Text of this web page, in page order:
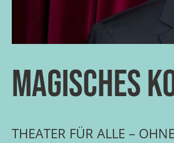
MAGISCHES
THEATER FÜR ALLE –